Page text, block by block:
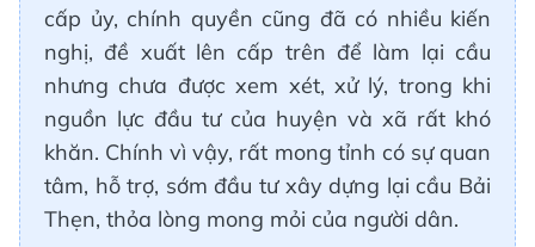
cấp ủy, chính quyền cũng đã có nhiều kiến
nghị, đề xuất lên cấp trên để làm lại cầu
nhưng chưa được xem xét, xử lý, trong khi
nguồn lực đầu tư của huyện và xã rất khó
khăn. Chính vì vậy, rất mong tỉnh có sự quan
tâm, hỗ trợ, sớm đầu tư xây dựng lại cầu Bải
Thẹn, thỏa lòng mong mỏi của người dân.